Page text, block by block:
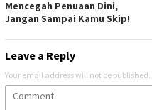
Mencegah Penuaan Dini,
Jangan Sampai Kamu Skip!
Leave a Reply
Your email address will not be published.